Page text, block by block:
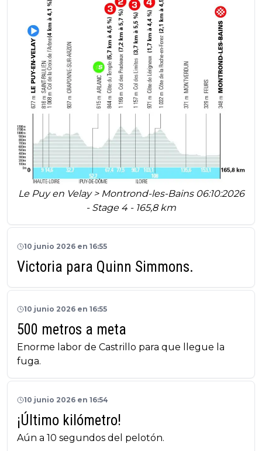
Le Puy en Velay > Montrond-les-Bains 06:10:2026
- Stage 4 - 165,8 km
10 junio 2026 en 16:55
Victoria para Quinn Simmons.
10 junio 2026 en 16:55
500 metros a meta
Enorme labor de Castrillo para que llegue la
fuga.
10 junio 2026 en 16:54
¡Último kilómetro!
Aún a 10 segundos del pelotón.